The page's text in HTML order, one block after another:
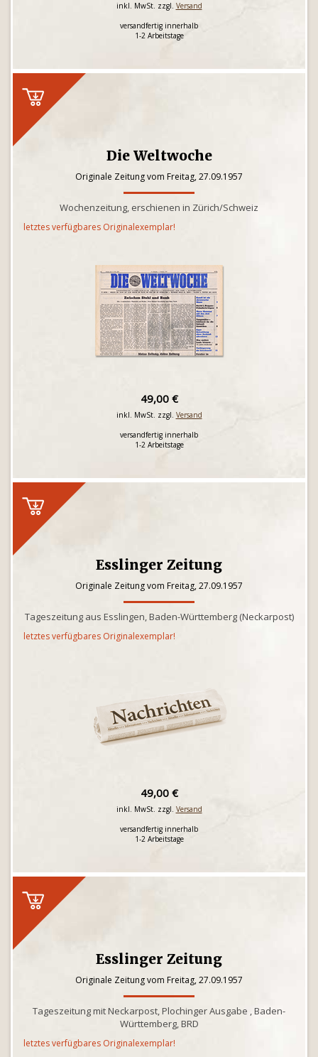
inkl. MwSt. zzgl. Versand
versandfertig innerhalb
1-2 Arbeitstage
Die Weltwoche
Originale Zeitung vom Freitag, 27.09.1957
Wochenzeitung, erschienen in Zürich/Schweiz
letztes verfügbares Originalexemplar!
49,00 €
inkl. MwSt. zzgl. Versand
versandfertig innerhalb
1-2 Arbeitstage
Esslinger Zeitung
Originale Zeitung vom Freitag, 27.09.1957
Tageszeitung aus Esslingen, Baden-Württemberg (Neckarpost)
letztes verfügbares Originalexemplar!
49,00 €
inkl. MwSt. zzgl. Versand
versandfertig innerhalb
1-2 Arbeitstage
Esslinger Zeitung
Originale Zeitung vom Freitag, 27.09.1957
Tageszeitung mit Neckarpost, Plochinger Ausgabe , Baden-
Württemberg, BRD
letztes verfügbares Originalexemplar!